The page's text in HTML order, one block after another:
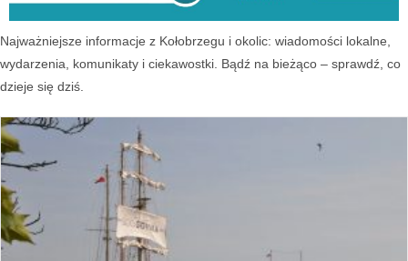
Najważniejsze informacje z Kołobrzegu i okolic: wiadomości lokalne,
wydarzenia, komunikaty i ciekawostki. Bądź na bieżąco – sprawdź, co
dzieje się dziś.